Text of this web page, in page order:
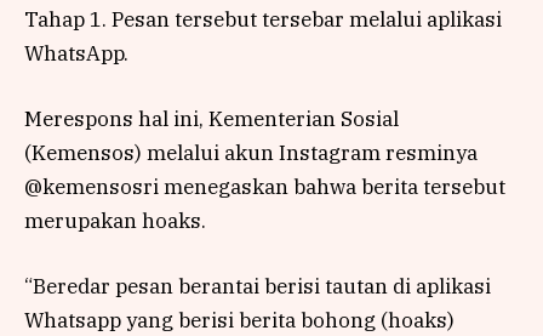
Tahap 1. Pesan tersebut tersebar melalui aplikasi
WhatsApp.
Merespons hal ini, Kementerian Sosial
(Kemensos) melalui akun Instagram resminya
@kemensosri menegaskan bahwa berita tersebut
merupakan hoaks.
“Beredar pesan berantai berisi tautan di aplikasi
Whatsapp yang berisi berita bohong (hoaks)